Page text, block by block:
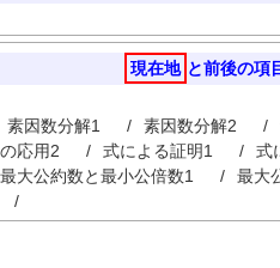
現在地 と前後の項
素因数分解1 / 素因数分解2 /
応用2 / 式による証明1 / 式
最大公約数と最小公倍数1 / 最大
/